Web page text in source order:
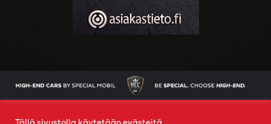
AJONEUVOT OSTAMME AUTOSI